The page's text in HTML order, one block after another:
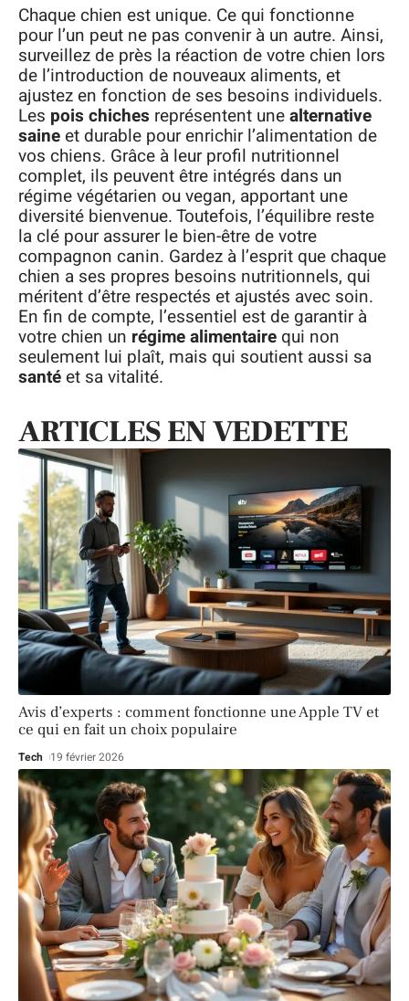
Chaque chien est unique. Ce qui fonctionne
pour l’un peut ne pas convenir à un autre. Ainsi,
surveillez de près la réaction de votre chien lors
de l’introduction de nouveaux aliments, et
ajustez en fonction de ses besoins individuels.
Les pois chiches représentent unealternative
saineet durable pour enrichir l’alimentation de
vos chiens. Grâce à leur profil nutritionnel
complet, ils peuvent être intégrés dans un
régime végétarien ou vegan, apportant une
diversité bienvenue. Toutefois, l’équilibre reste
la clé pour assurer le bien-être de votre
compagnon canin. Gardez à l’esprit que chaque
chien a ses propres besoins nutritionnels, qui
méritent d’être respectés et ajustés avec soin.
En fin de compte, l’essentiel est de garantir à
votre chien un régime alimentaire qui non
seulement lui plaît, mais qui soutient aussi sa
santéet sa vitalité.
ARTICLES EN VEDETTE
Avis d’experts : comment fonctionne une Apple TV et
ce qui en fait un choix populaire
Tech 19 février 2026